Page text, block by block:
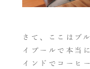
さて、ここはブ
イプールで本当
インドでコーヒ